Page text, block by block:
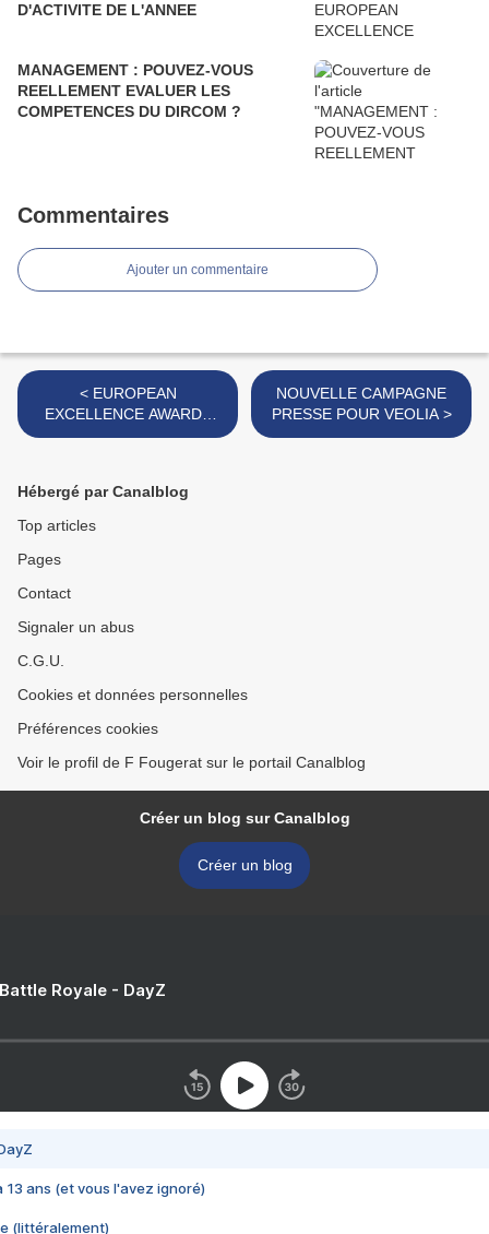
D'ACTIVITE DE L'ANNEE
MANAGEMENT : POUVEZ-VOUS
REELLEMENT EVALUER LES
COMPETENCES DU DIRCOM ?
Commentaires
Ajouter un commentaire
< EUROPEAN
EXCELLENCE AWARDS
2010
NOUVELLE CAMPAGNE
PRESSE POUR VEOLIA >
Hébergé par Canalblog
Top articles
Pages
Contact
Signaler un abus
C.G.U.
Cookies et données personnelles
Préférences cookies
Voir le profil de F Fougerat sur le portail Canalblog
Créer un blog sur Canalblog
Créer un blog
Royale - DayZ
13 ans (et vous l'avez ignoré)
(littéralement)